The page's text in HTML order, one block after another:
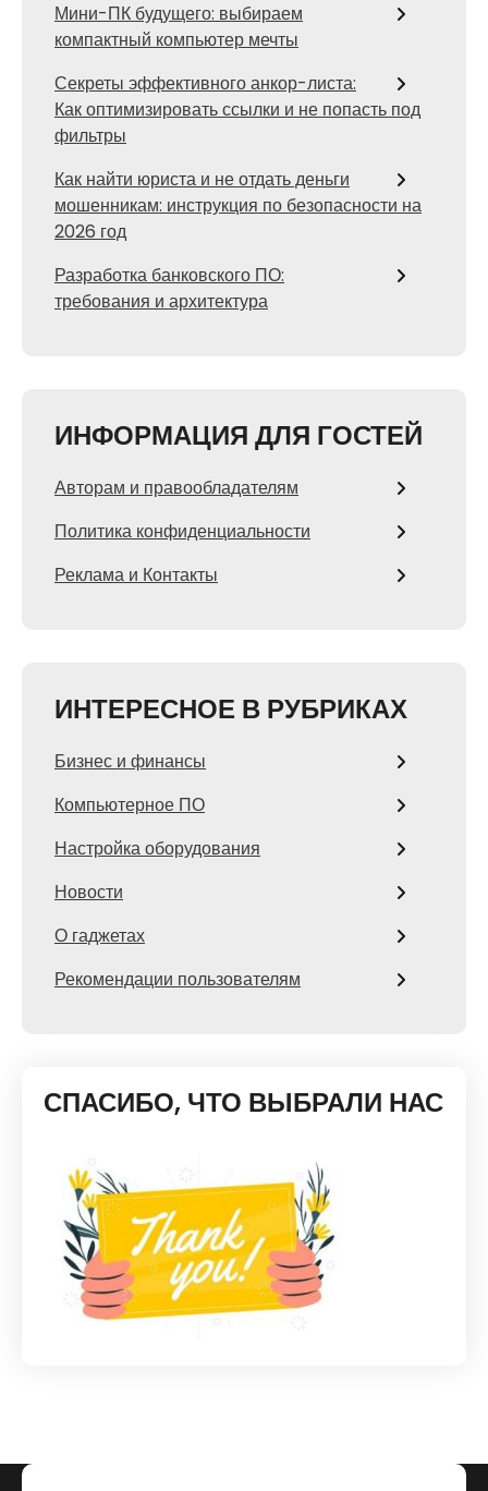
Мини-ПК будущего: выбираем
компактный компьютер мечты
Секреты эффективного анкор-листа:
Как оптимизировать ссылки и не попасть под
фильтры
Как найти юриста и не отдать деньги
мошенникам: инструкция по безопасности на
2026 год
Разработка банковского ПО:
требования и архитектура
ИНФОРМАЦИЯ ДЛЯ ГОСТЕЙ
Авторам и правообладателям
Политика конфиденциальности
Реклама и Контакты
ИНТЕРЕСНОЕ В РУБРИКАХ
Бизнес и финансы
Компьютерное ПО
Настройка оборудования
Новости
О гаджетах
Рекомендации пользователям
СПАСИБО, ЧТО ВЫБРАЛИ НАС